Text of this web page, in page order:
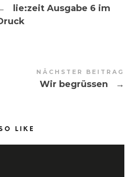
lie:zeit Ausgabe 6 im
NÄCHSTER BEITRAG
Wir begrüssen →
LIKE